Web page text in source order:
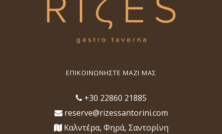
ΕΠΙΚΟΙΝΩΝΉΣΤΕ ΜΑΖΊ ΜΑΣ
+30 22860 21885
reserve@rizessantorini.com
Καλντέρα, Φηρά, Σαντορίνη